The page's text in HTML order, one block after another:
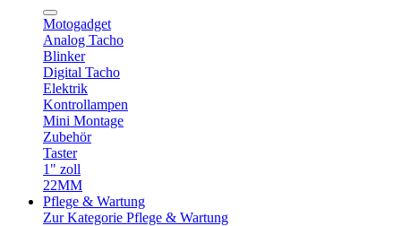
Motogadget
Analog Tacho
Blinker
Digital Tacho
Elektrik
Kontrollampen
Mini Montage
Zubehör
Taster
1" zoll
22MM
Pflege & Wartung
Zur Kategorie Pflege & Wartung